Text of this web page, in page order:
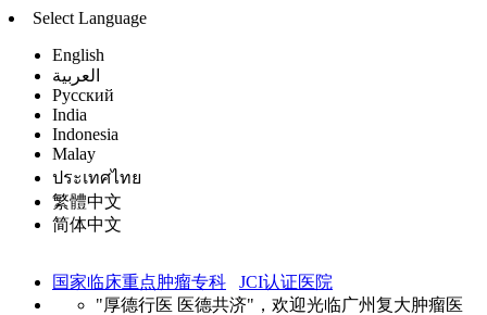
Select Language
English
العربية
Русский
India
Indonesia
Malay
ประเทศไทย
繁體中文
简体中文
国家临床重点肿瘤专科
JCI认证医院
"厚德行医 医德共济"，欢迎光临广州复大肿瘤医